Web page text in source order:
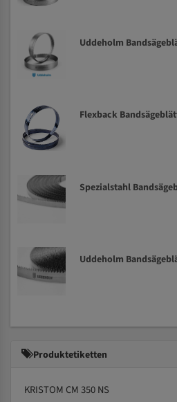
Uddeholm
Flexback
Spezialstahl
Uddeholm
Produktetiketten
KRISTOM CM 350 NS